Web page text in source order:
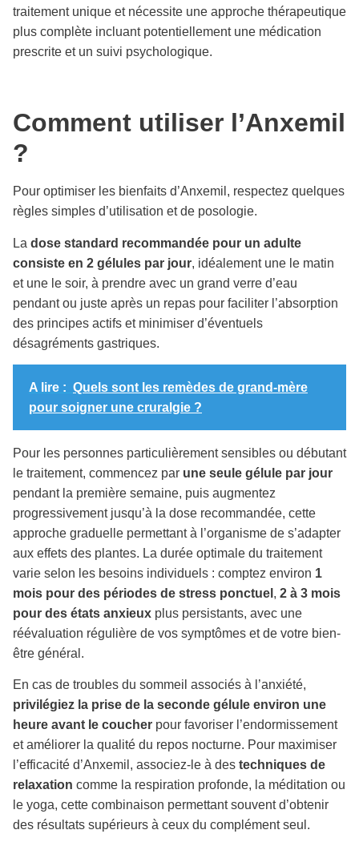
traitement unique et nécessite une approche thérapeutique
plus complète incluant potentiellement une médication
prescrite et un suivi psychologique.
Comment utiliser l’Anxemil
?
Pour optimiser les bienfaits d’Anxemil, respectez quelques
règles simples d’utilisation et de posologie.
La dose standard recommandée pour un adulte
consiste en 2 gélules par jour, idéalement une le matin
et une le soir, à prendre avec un grand verre d’eau
pendant ou juste après un repas pour faciliter l’absorption
des principes actifs et minimiser d’éventuels
désagréments gastriques.
A lire : Quels sont les remèdes de grand-mère
pour soigner une cruralgie ?
Pour les personnes particulièrement sensibles ou débutant
le traitement, commencez par une seule gélule par jour
pendant la première semaine, puis augmentez
progressivement jusqu’à la dose recommandée, cette
approche graduelle permettant à l’organisme de s’adapter
aux effets des plantes. La durée optimale du traitement
varie selon les besoins individuels : comptez environ 1
mois pour des périodes de stress ponctuel , 2 à 3 mois
pour des états anxieux plus persistants, avec une
réévaluation régulière de vos symptômes et de votre bien-
être général.
En cas de troubles du sommeil associés à l’anxiété,
privilégiez la prise de la seconde gélule environ une
heure avant le coucher pour favoriser l’endormissement
et améliorer la qualité du repos nocturne. Pour maximiser
l’efficacité d’Anxemil, associez-le à des techniques de
relaxation comme la respiration profonde, la méditation ou
le yoga, cette combinaison permettant souvent d’obtenir
des résultats supérieurs à ceux du complément seul.